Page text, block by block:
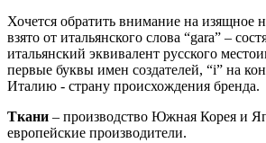
Хочется обратить внимание на изящное
взято от итальянского слова “gara” –
итальянский эквивалент русского
первые буквы имен создателей, “i” на
Италию - страну происхождения бренда.
Ткани – производство Южная Корея и
европейские производители.